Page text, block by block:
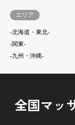
エリア
-北海道・東北-
-関東-
-九州・沖縄-
全国マッ